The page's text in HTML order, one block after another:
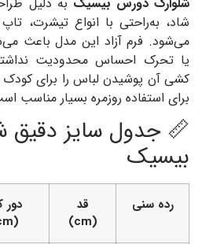
شاد، به‌راحتی با انواع تیشرت،
می‌شود. فرم آزاد این مدل باعث
یا تحرک احساس محدودیت
کشی آن پوشیدن لباس را برای
برای استفاده روزمره بسیار مناسب
📏 جدول سایز دقیق
بیسیک
رده سنی
قد
(cm)
دور
(cm)